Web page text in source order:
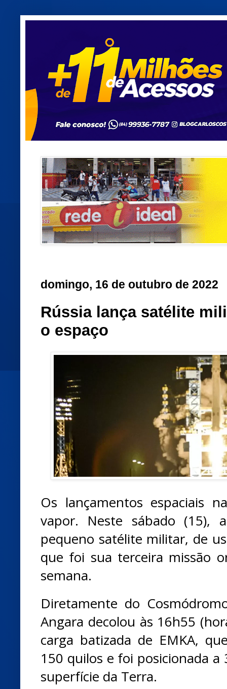
domingo, 16 de outubro de 2022
Rússia lança satélite
o espaço
Os lançamentos espaciais
vapor. Neste sábado (15),
pequeno satélite militar, de
que foi sua terceira missão
semana.
Diretamente do
Angara decolou às 16h55
carga batizada de EMKA,
150 quilos e foi posicionada
superfície da Terra.